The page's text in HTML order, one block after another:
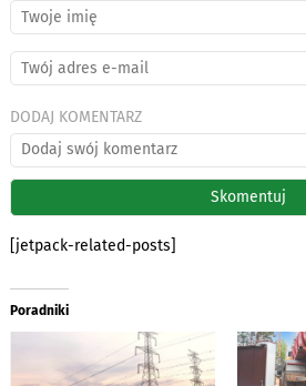
DODAJ KOMENTARZ
[jetpack-related-posts]
Poradniki